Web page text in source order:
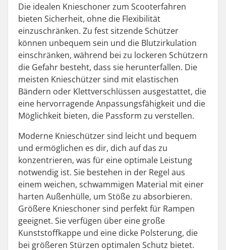
Die idealen Knieschoner zum Scooterfahren
bieten Sicherheit, ohne die Flexibilität
einzuschränken. Zu fest sitzende Schützer
können unbequem sein und die Blutzirkulation
einschränken, während bei zu lockeren Schützern
die Gefahr besteht, dass sie herunterfallen. Die
meisten Knieschützer sind mit elastischen
Bändern oder Klettverschlüssen ausgestattet, die
eine hervorragende Anpassungsfähigkeit und die
Möglichkeit bieten, die Passform zu verstellen.
Moderne Knieschützer sind leicht und bequem
und ermöglichen es dir, dich auf das zu
konzentrieren, was für eine optimale Leistung
notwendig ist. Sie bestehen in der Regel aus
einem weichen, schwammigen Material mit einer
harten Außenhülle, um Stöße zu absorbieren.
Größere Knieschoner sind perfekt für Rampen
geeignet. Sie verfügen über eine große
Kunststoffkappe und eine dicke Polsterung, die
bei größeren Stürzen optimalen Schutz bietet.